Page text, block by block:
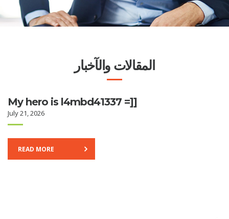
المقالات والآخبار
My hero is l4mbd41337 =]]
July 21, 2026
READ MORE